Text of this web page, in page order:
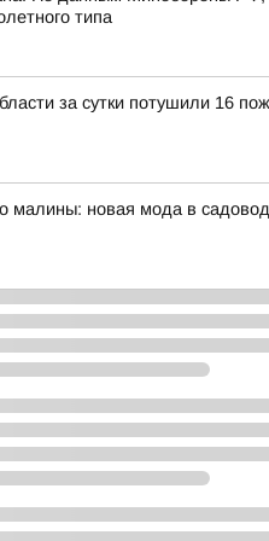
типа
за сутки потушили 16
малины: новая мода в